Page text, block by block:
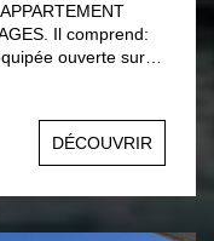
Il comprend:
ouverte sur le
avec wc,
DÉCOUVRIR